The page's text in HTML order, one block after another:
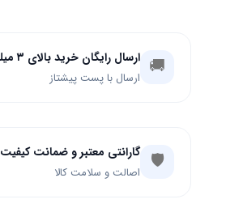
🚚 ارسال رایگان خرید بالای ۳ میلیون تومان
ارسال با پست پیشتاز
🛡️ گارانتی معتبر و ضمانت کیفیت
اصالت و سلامت کالا